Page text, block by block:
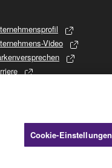
Video
Relations
(Soziales Engagement)
Cookie-Einstellungen